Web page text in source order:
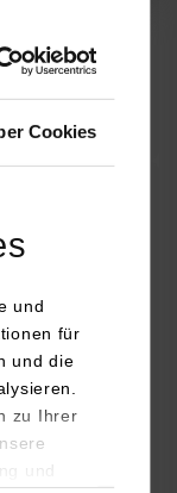
Cookies
und
für
und die
zu Ihrer
und
–
Umfeld
moderne
für